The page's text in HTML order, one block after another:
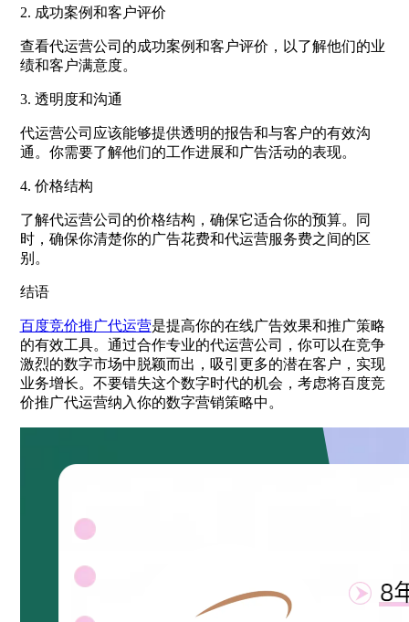
2. 成功案例和客户评价
查看代运营公司的成功案例和客户评价，以了解他们的业
绩和客户满意度。
3. 透明度和沟通
代运营公司应该能够提供透明的报告和与客户的有效沟
通。你需要了解他们的工作进展和广告活动的表现。
4. 价格结构
了解代运营公司的价格结构，确保它适合你的预算。同
时，确保你清楚你的广告花费和代运营服务费之间的区
别。
结语
百度竞价推广代运营是提高你的在线广告效果和推广策略
的有效工具。通过合作专业的代运营公司，你可以在竞争
激烈的数字市场中脱颖而出，吸引更多的潜在客户，实现
业务增长。不要错失这个数字时代的机会，考虑将百度竞
价推广代运营纳入你的数字营销策略中。